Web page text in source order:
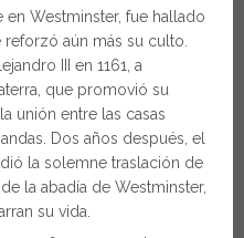
Westminster, fue hallado
aún más su culto.
III en 1161, a
que promovió su
unión entre las casas
Dos años después, el
la solemne traslación de
la abadía de Westminster,
su vida.